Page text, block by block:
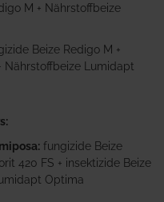
M + Nährstoffbeize
Beize Redigo M +
Nährstoffbeize Lumidapt
fungizide Beize
420 FS + insektizide Beize
Optima